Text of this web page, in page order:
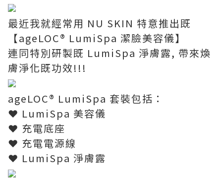
最近我就經常用 NU SKIN 特意推出既
【ageLOC® LumiSpa 潔臉美容儀】
連同特別研製既 LumiSpa 淨膚露, 帶來煥
膚淨化既功效!!!
ageLOC® LumiSpa 套裝包括：
❤ LumiSpa 美容儀
❤ 充電底座
❤ 充電電源線
❤ LumiSpa 淨膚露